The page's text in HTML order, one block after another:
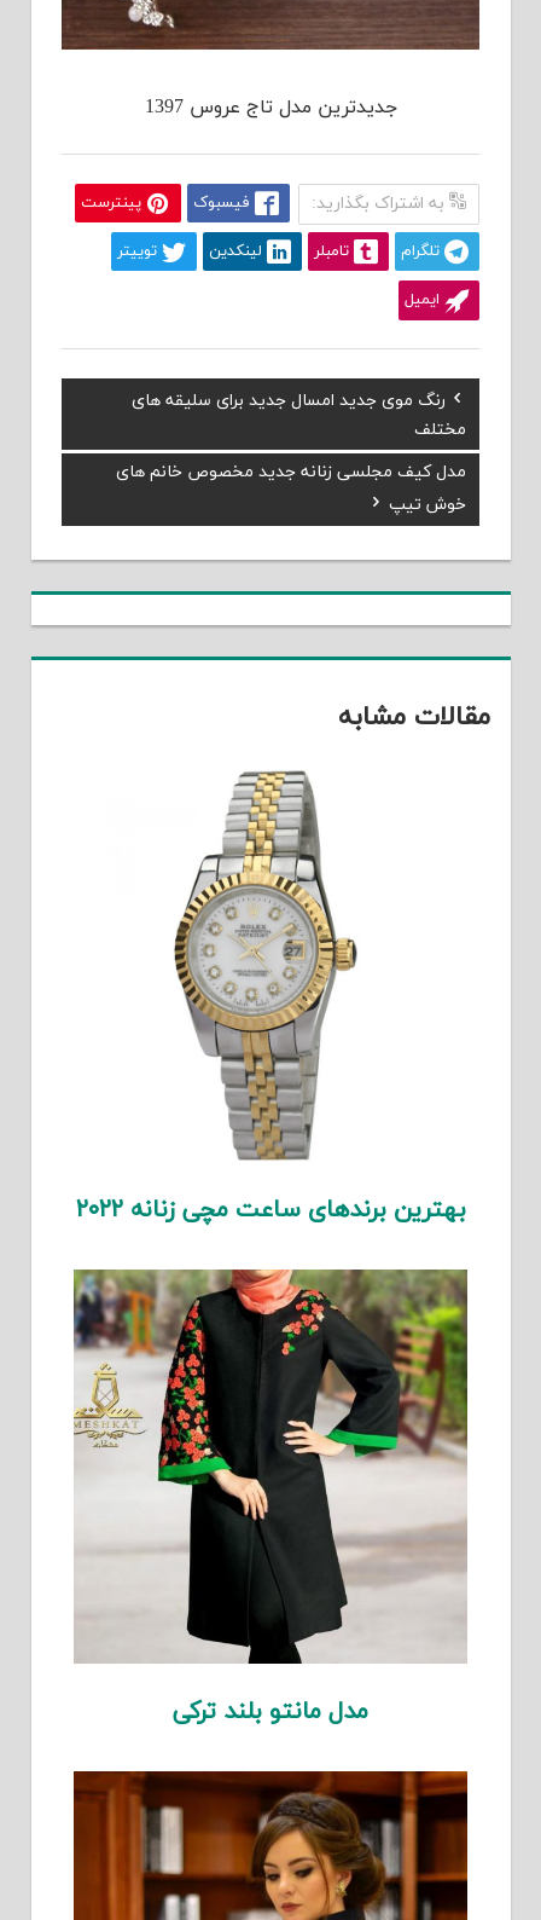
جدیدترین مدل تاج عروس 1397
به اشتراک بگذارید: فیسبوک پینترست
تلگرام تامبلر لینکدین توییتر
ایمیل
راهبری
نوشته
Previous
Post:
رنگ موی جدید امسال جدید برای سلیقه های
مختلف
Next
Post:
مدل کیف مجلسی زنانه جدید مخصوص خانم های
خوش تیپ
مقالات مشابه
بهترین برندهای ساعت مچی زنانه ۲۰۲۲
مدل مانتو بلند ترکی